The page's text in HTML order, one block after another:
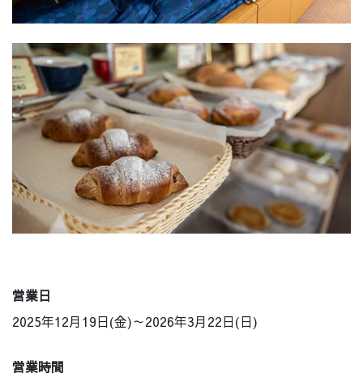
営業日
2025年12月19日(金)～2026年3月22日(日)
営業時間